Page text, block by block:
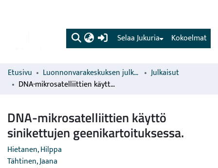
(current) Kokoelmat
Selaa Jukuria
Etusivu Luonnonvarakeskuksen julkaisut
Julkaisut
DNA-mikrosatelliittien käyttö sinikettujen geenikartoituksessa.
DNA-mikrosatelliittien käyttö
sinikettujen geenikartoituksessa.
Hietanen, Hilppa
Tähtinen, Jaana